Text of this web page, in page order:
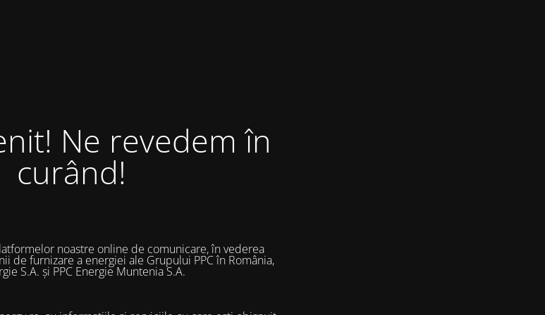
Ne revedem în
curând!
noastre online de comunicare, în vederea
de furnizare a energiei ale Grupului PPC în România,
S.A. și PPC Energie Muntenia S.A.